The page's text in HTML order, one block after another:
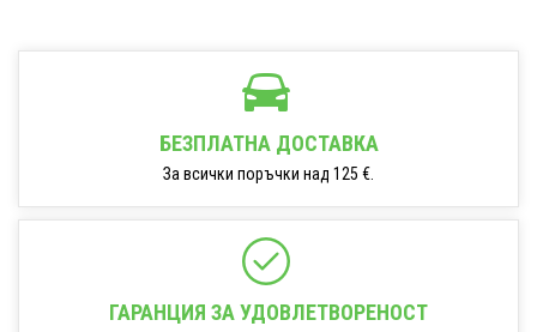
БЕЗПЛАТНА ДОСТАВКА
За всички поръчки над 125 €.
ГАРАНЦИЯ ЗА УДОВЛЕТВОРЕНОСТ